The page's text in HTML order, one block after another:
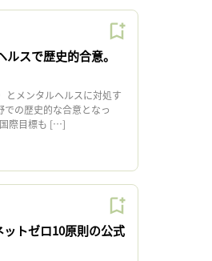
スで歴史的合意。
とメンタルヘルスに対処す
の歴史的な合意となっ
際目標も […]
ットゼロ10原則の公式